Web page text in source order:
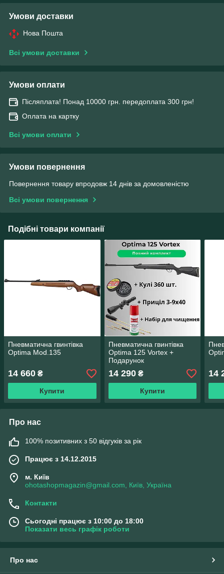
Умови доставки
Нова Пошта
Всі умови доставки
Умови оплати
Післяплата! Понад 10000 грн. передоплата 300 грн!
Оплата на картку
Всі умови оплати
Умови повернення
Повернення товару впродовж 14 днів за домовленістю
Всі умови повернення
Подібні товари компанії
Пневматична гвинтівка
Optima Mod.135
14 660 ₴
Купити
Пневматична гвинтівка
Optima 125 Vortex +
Подарунок
14 290₴
Купити
14
Про нас
100% позитивних з 50 відгуків за рік
Працює з 14.12.2015
м. Київ
ohotashopmagazin@gmail.com, Київ, Україна
Контакти
Сьогодні працює з 10:00 до 18:00
Показати весь графік роботи
Про нас